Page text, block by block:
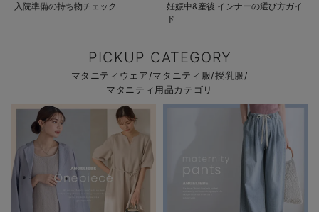
入院準備の持ち物チェック
妊娠中&産後 インナーの選び方ガイ
ド
PICKUP CATEGORY
マタニティウェア/マタニティ服/授乳服/
マタニティ用品カテゴリ